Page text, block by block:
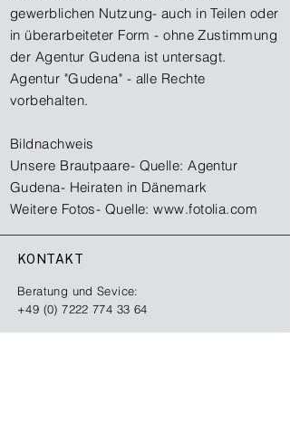
gewerblichen Nutzung- auch in Teilen oder
in überarbeiteter Form - ohne Zustimmung
der Agentur Gudena ist untersagt.
Agentur "Gudena" - alle Rechte
vorbehalten.
Bildnachweis
Unsere Brautpaare- Quelle: Agentur
Gudena- Heiraten in Dänemark
Weitere Fotos- Quelle:www.fotolia.com
KONTAKT
Beratung und Sevice:
+49 (0) 7222 774 33 64